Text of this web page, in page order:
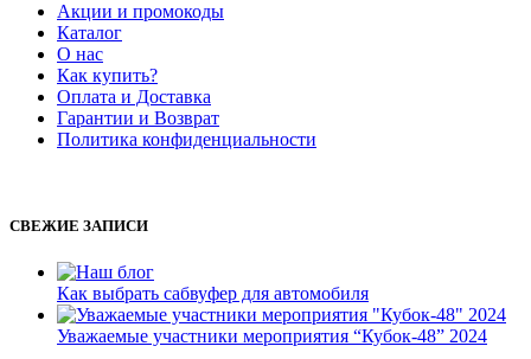
Акции и промокоды
Каталог
О нас
Как купить?
Оплата и Доставка
Гарантии и Возврат
Политика конфиденциальности
СВЕЖИЕ ЗАПИСИ
Как выбрать сабвуфер для автомобиля
Уважаемые участники мероприятия “Кубок-48” 2024